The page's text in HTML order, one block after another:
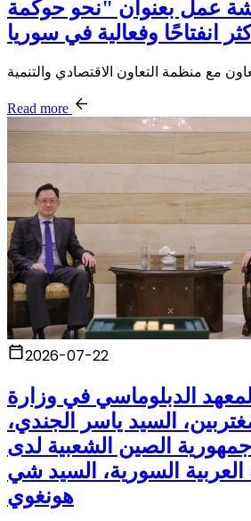
عمل بعنوان "نحو حوكمة
Read more
2026-07-22
الدبلوماسي في وزارة
السيد ياسر الجندي،
الصين الشعبية لدى
العربية السورية، السيد شي
هونغوي